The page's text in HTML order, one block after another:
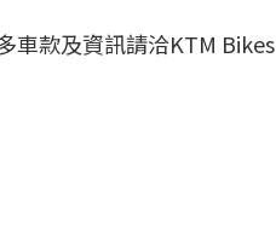
車款及資訊請洽KTM Bikes